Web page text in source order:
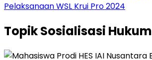
Pelaksanaan WSL Krui Pro 2024
TopikSosialisasi Hukum